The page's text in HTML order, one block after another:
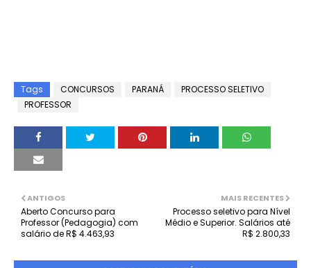
Tags CONCURSOS PARANÁ
PROCESSO SELETIVO
PROFESSOR
MAIS RECENTES
Processo seletivo para Nível
Médio e Superior. Salários até
R$ 2.800,33
ANTIGOS
Aberto Concurso para
Professor (Pedagogia) com
salário de R$ 4.463,93